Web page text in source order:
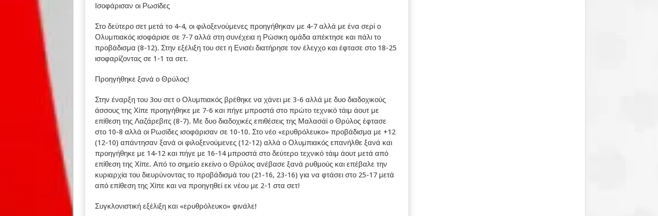
Ισοφάρισαν οι Ρωσίδες
Στο δεύτερο σετ μετά το 4-4, οι φιλοξενούμενες προηγήθηκαν με 4-7 αλλά με ένα σερί ο
Ολυμπιακός ισοφάρισε σε 7-7 αλλά στη συνέχεια η Ρώσικη ομάδα απέκτησε και πάλι το
προβάδισμα (8-12). Στην εξέλιξη του σετ η Ενισέι διατήρησε τον έλεγχο και έφτασε στο 18-25
ισοφαρίζοντας σε 1-1 τα σετ.
Προηγήθηκε ξανά ο Θρύλος!
Στην έναρξη του 3ου σετ ο Ολυμπιακός βρέθηκε να χάνει με 3-6 αλλά με δυο διαδοχικούς
άσσους της Χίπε προηγήθηκε με 7-6 και πήγε μπροστά στο πρώτο τεχνικό τάιμ άουτ με
επίθεση της Λαζάρεβιτς (8-7). Με δυο διαδοχικές επιθέσεις της Μαλασάϊ ο Θρύλος έφτασε
στο 10-8 αλλά οι Ρωσίδες ισοφάρισαν σε 10-10. Στο νέο «ερυθρόλευκο» προβάδισμα με +12
(12-10) απάντησαν ξανά οι φιλοξενούμενες (12-12) αλλά ο Ολυμπιακός επανήλθε ξανά και
προηγήθηκε με 14-12 και πήγε με 16-14 μπροστά στο δεύτερο τεχνικό τάιμ άουτ μετά από
επίθεση της Χίπε. Από το σημείο εκείνο ο Θρύλος ανέβασε ξανά ρυθμούς και επέβαλε την
κυριαρχία του διευρύνοντας το προβάδισμά του (21-16, 23-16) για να φτάσει στο 25-17 μετά
από επίθεση της Χίπε και να προηγηθεί εκ νέου με 2-1 στα σετ!
Συγκλονιστική εξέλιξη και «ερυθρόλευκο» φινάλε!